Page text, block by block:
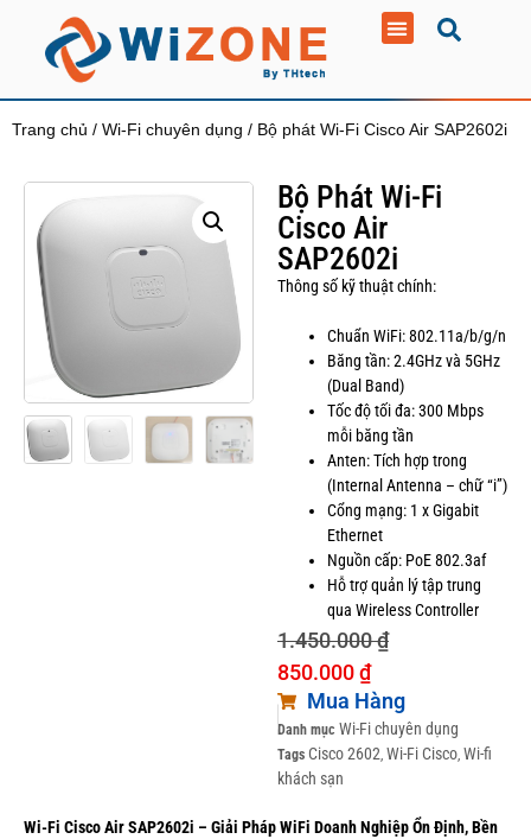
Trang chủ / Wi-Fi chuyên dụng / Bộ phát Wi-Fi Cisco Air SAP2602i
Bộ Phát Wi-Fi
Cisco Air
SAP2602i
Thông số kỹ thuật chính:
Chuẩn WiFi: 802.11a/b/g/n
Băng tần: 2.4GHz và 5GHz
(Dual Band)
Tốc độ tối đa: 300 Mbps
mỗi băng tần
Anten: Tích hợp trong
(Internal Antenna – chữ “i”)
Cổng mạng: 1 x Gigabit
Ethernet
Nguồn cấp: PoE 802.3af
Hỗ trợ quản lý tập trung
qua Wireless Controller
1.450.000₫
850.000₫
Mua Hàng
Danh mục Wi-Fi chuyên dụng
Tags Cisco 2602, Wi-Fi Cisco, Wi-fi
khách sạn
Wi-Fi Cisco Air SAP2602i – Giải Pháp WiFi Doanh Nghiệp Ổn Định, Bền